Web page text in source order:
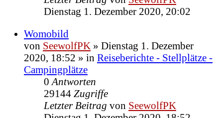
Dienstag 1. Dezember 2020, 20:02
Womobild
von SeewolfPK » Dienstag 1. Dezember
2020, 18:52 » in Reiseberichte - Stellplätze -
Campingplätze
0 Antworten
29144 Zugriffe
Letzter Beitrag von SeewolfPK